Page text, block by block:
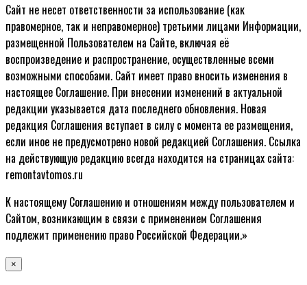
Сайт не несет ответственности за использование (как
правомерное, так и неправомерное) третьими лицами Информации,
размещенной Пользователем на Сайте, включая её
воспроизведение и распространение, осуществленные всеми
возможными способами. Сайт имеет право вносить изменения в
настоящее Соглашение. При внесении изменений в актуальной
редакции указывается дата последнего обновления. Новая
редакция Соглашения вступает в силу с момента ее размещения,
если иное не предусмотрено новой редакцией Соглашения. Ссылка
на действующую редакцию всегда находится на страницах сайта:
remontavtomos.ru
К настоящему Соглашению и отношениям между пользователем и
Сайтом, возникающим в связи с применением Соглашения
подлежит применению право Российской Федерации.»
×